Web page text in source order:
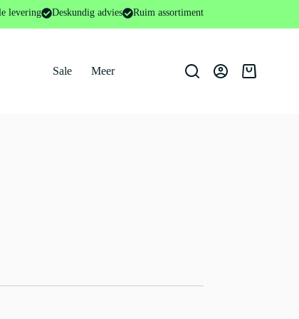
levering Deskundig advies Ruim assortiment
Sale Meer